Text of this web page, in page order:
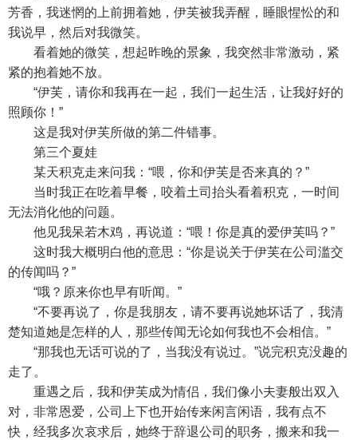
芳香，我迷惘的上前拥着她，伊芙被我弄醒，睡眼惺忪的和
我说早，然后对我微笑。
看着她的微笑，想起昨晚的景象，我突然非常激动，紧
紧的抱着她不放。
“伊芙，请你和我再在一起，我们一起生活，让我好好的
照顾你！”
这是我对伊芙所做的第二件错事。
第三个夏娃
某天积克走来问我：“喂，你和伊芙是否来真的？”
当时我正在吃着早餐，咬着土司抬头看着积克，一时间
无法消化他的问题。
他见我呆若木鸡，再说道：“喂！你是真的爱伊芙吗？”
这时我大概明白他的意思：“你是说关于伊芙在公司滥交
的传闻吗？”
“哦？原来你也早有听闻。”
“不要再说了，你是我朋友，请不要再说她坏话了，我清
楚知道她是怎样的人，那些传闻无论如何我也不会相信。”
“那我也无话可说的了，当我没有说过。”说完积克没趣的
走了。
重遇之后，我和伊芙成为情侣，我们像小夫妻般出双入
对，非常恩爱，公司上下也开始传来闲言闲语，我有点不
快，经我多次哀求后，她终于辞退公司的职务，搬来和我一